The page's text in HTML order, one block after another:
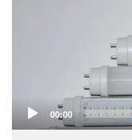
00:00